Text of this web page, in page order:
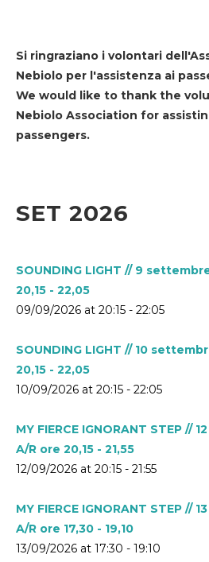
Si ringraziano i volontari
Nebiolo per l'assistenza ai
We would like to thank the
Nebiolo Association for
passengers.
SET 2026
SOUNDING LIGHT // 9
20,15 - 22,05
09/09/2026 at 20:15 - 22:05
SOUNDING LIGHT // 10
20,15 - 22,05
10/09/2026 at 20:15 - 22:05
MY FIERCE IGNORANT STEP //
A/R ore 20,15 - 21,55
12/09/2026 at 20:15 - 21:55
MY FIERCE IGNORANT STEP //
A/R ore 17,30 - 19,10
13/09/2026 at 17:30 - 19:10